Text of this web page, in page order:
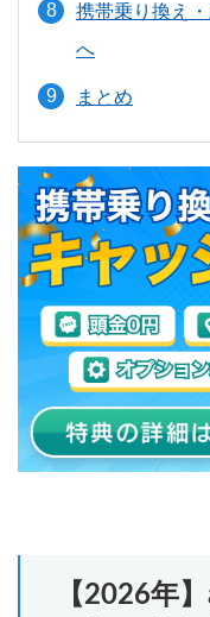
携帯乗り換え
へ
まとめ
【2026年